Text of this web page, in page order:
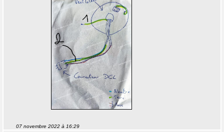
07 novembre 2022 à 16:29